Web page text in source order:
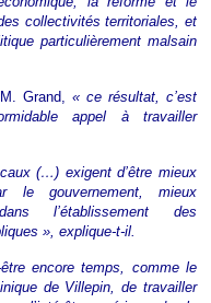
collectivités territoriales, et
particulièrement malsain
Grand, « ce résultat, c’est
appel à travailler
(…) exigent d’être mieux
le gouvernement, mieux
l’établissement des
», explique-t-il.
encore temps, comme le
de Villepin, de travailler